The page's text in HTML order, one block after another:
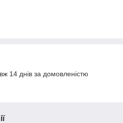
14 днів за домовленістю